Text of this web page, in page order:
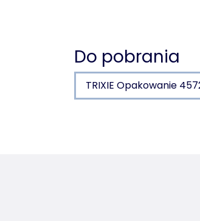
Do pobrania
TRIXIE Opakowanie